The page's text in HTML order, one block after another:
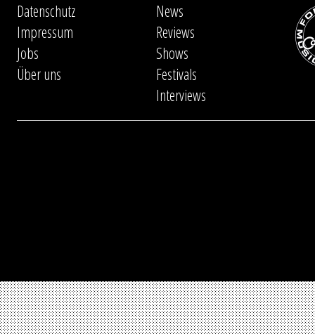
Datenschutz
Impressum
Jobs
Über uns
News
Reviews
Shows
Festivals
Interviews